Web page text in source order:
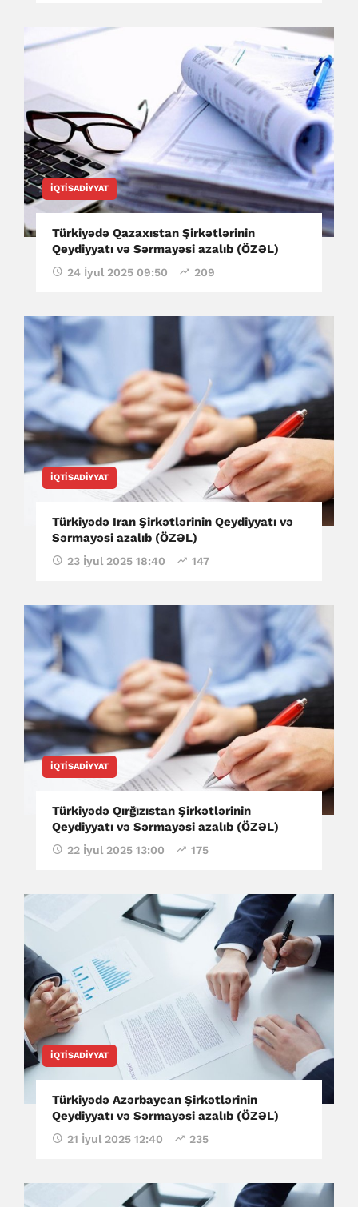
İQTISADIYYAT
Türkiyədə Qazaxıstan Şirkətlərinin
Qeydiyyatı və Sərmayəsi azalıb (ÖZƏL)
24 İyul 2025 09:50 209
İQTISADIYYAT
Türkiyədə Iran Şirkətlərinin Qeydiyyatı və
Sərmayəsi azalıb (ÖZƏL)
23 İyul 2025 18:40 147
İQTISADIYYAT
Türkiyədə Qırğızıstan Şirkətlərinin
Qeydiyyatı və Sərmayəsi azalıb (ÖZƏL)
22 İyul 2025 13:00 175
İQTISADIYYAT
Türkiyədə Azərbaycan Şirkətlərinin
Qeydiyyatı və Sərmayəsi azalıb (ÖZƏL)
21 İyul 2025 12:40 235